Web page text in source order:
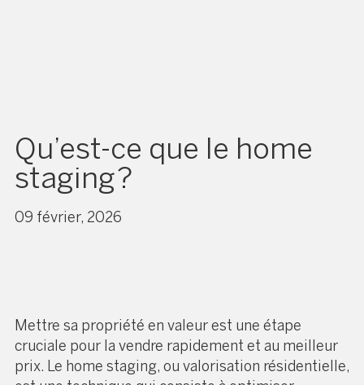
Qu’est-ce que le home
staging ?
09 février, 2026
Mettre sa propriété en valeur est une étape
cruciale pour la vendre rapidement et au meilleur
prix. Le home staging, ou valorisation résidentielle,